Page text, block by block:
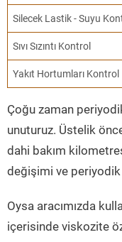
Silecek Lastik - Suyu
Sıvı Sızıntı Kontrol
Yakıt Hortumları Kontrol
Çoğu zaman
unuturuz. Üstelik
dahi bakım
değişimi ve periyodik
Oysa aracımızda
içerisinde viskozite